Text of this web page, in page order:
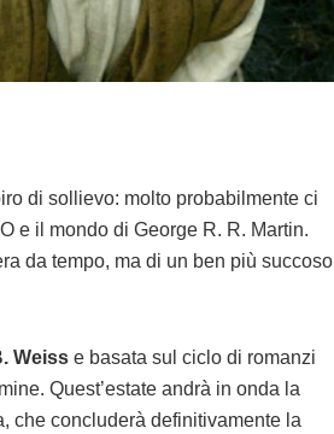
di sollievo: molto probabilmente ci
e il mondo di George R. R. Martin.
da tempo, ma di un ben più succoso
Weiss e basata sul ciclo di romanzi
Quest’estate andrà in onda la
che concluderà definitivamente la